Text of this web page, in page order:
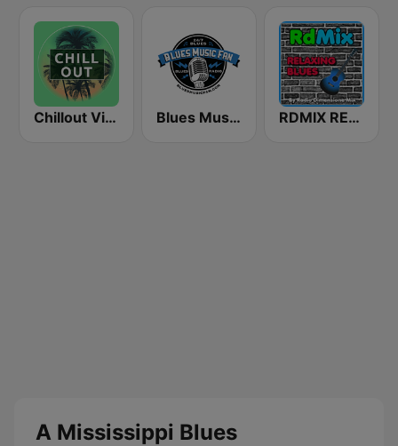
Chillout Vibes Blues Music Fan Radio RDMIX RELAXING BLUES
A Mississippi Blues